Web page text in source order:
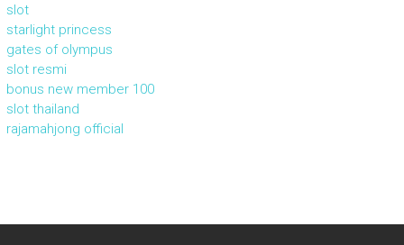
slot
starlight princess
gates of olympus
slot resmi
bonus new member 100
slot thailand
rajamahjong official